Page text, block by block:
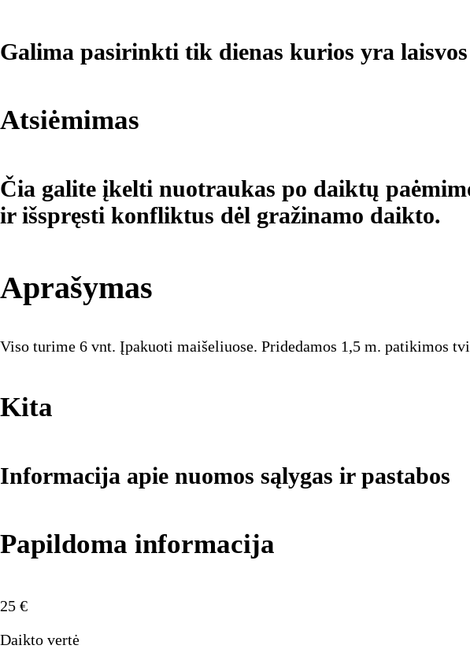
Galima pasirinkti tik dienas kurios yra laisvos
Atsiėmimas
Čia galite įkelti nuotraukas po daiktų
ir išspręsti konfliktus dėl gražinamo daikto.
Aprašymas
Viso turime 6 vnt. Įpakuoti maišeliuose. Pridedamos 1,5 m. patikimos
Kita
Informacija apie nuomos sąlygas ir pastabos
Papildoma informacija
25 €
Daikto vertė